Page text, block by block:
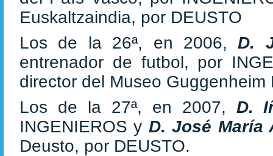
Euskaltzaindia, por DEUSTO
Los de la 26ª, en 2006,D.
entrenador de futbol, por
director del Museo
Los de la 27ª, en 2007, D.
INGENIEROS y D. José María
Deusto, por DEUSTO.